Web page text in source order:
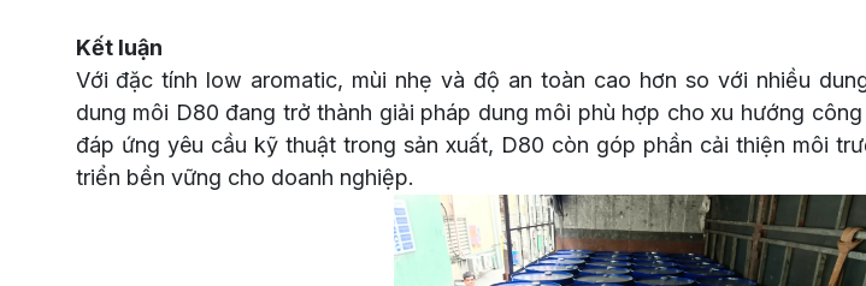
Kết luận
Với đặc tính low aromatic, mùi nhẹ và độ an toàn cao hơn so với nhiều
dung môi D80 đang trở thành giải pháp dung môi phù hợp cho xu hướng
đáp ứng yêu cầu kỹ thuật trong sản xuất, D80 còn góp phần cải thiện môi
triển bền vững cho doanh nghiệp.